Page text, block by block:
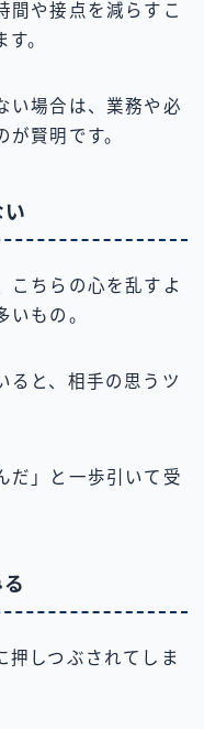
間や接点を減らすこ
。
い場合は、業務や必
賢明です。
こちらの心を乱すよ
いもの。
ると、相手の思うツ
だ」と一歩引いて受
押しつぶされてしま